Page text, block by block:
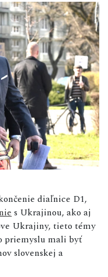
diaľnice D1,
s Ukrajinou, ako aj
Ukrajiny, tieto témy
priemyslu mali byť
slovenskej a